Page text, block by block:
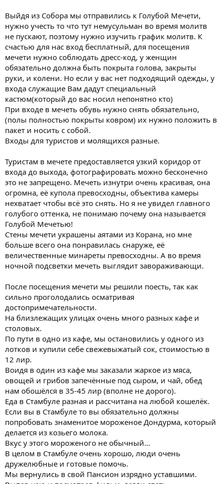
Выйдя из Собора мы отправились к Голубой Мечети,
нужно учесть то что тут немусульман во время молитв
не пускают, поэтому нужно изучить график молитв. К
счастью для нас вход бесплатный, для посещения
мечети нужно соблюдать дресс-код, у женщин
обязательно должна быть покрыта голова, закрыты
руки, и колени. Но если у вас нет подходящий одежды, у
входа служащие Вам дадут специальный
кастюм(который до вас носил непонятно кто)
При входе в мечеть обувь нужно снять обязательно,
(полы полностью покрыты ковром) их нужно положить в
пакет и носить с собой.
Входы для туристов и молящихся разные.
Туристам в мечете предоставляется узкий коридор от
входа до выхода, фотографировать можно бесконечно
это не запрещено. Мечеть изнутри очень красивая, она
огромна, её купола превосходны, объектива камеры
нехватает чтобы всё это снять. Но я не увидел главного
голубого оттенка, не понимаю почему она называется
Голубой Мечетью!
Стены мечети украшены аятами из Корана, но мне
больше всего она понравилась снаруже, её
величественные минареты превосходны. А во время
ночной подсветки мечеть выглядит завораживающи.
После посещения мечети мы решили поесть, так как
сильно проголодались осматривая
достопримечательности.
На близлежащих улицах очень много разных кафе и
столовых.
По пути в одно из кафе, мы остановились у одного из
лотков и купили себе свежевыжатый сок, стоимостью в
12 лир.
Воидя в один из кафе мы заказали жаркое из мяса,
овощей и грибов запечённые под сыром, и чай, обед
нам обошёлся в 35-45 лир (вполне не дорого).
Еда в Стамбуле разная и рассчитана на любой кошелёк.
Если вы в Стамбуле то вы обязательно должны
попробовать знаменитое мороженое Дондурма, который
делается из козьего молока.
Вкус у этого мороженого не обычный...
В целом в Стамбуле очень хорошо, люди очень
дружелюбные и готовые помочь.
Мы вернулись в свой Пансион изрядно уставшими.